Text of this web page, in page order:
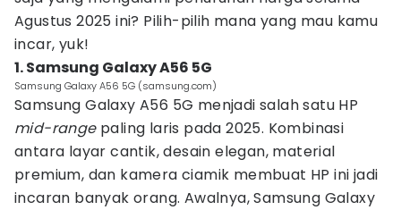
Agustus 2025 ini? Pilih-pilih mana yang mau kamu
incar, yuk!
1. Samsung Galaxy A56 5G
Samsung Galaxy A56 5G (samsung.com)
Samsung Galaxy A56 5G menjadi salah satu HP
mid-range paling laris pada 2025. Kombinasi
antara layar cantik, desain elegan, material
premium, dan kamera ciamik membuat HP ini jadi
incaran banyak orang. Awalnya, Samsung Galaxy